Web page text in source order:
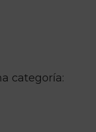
categoría: